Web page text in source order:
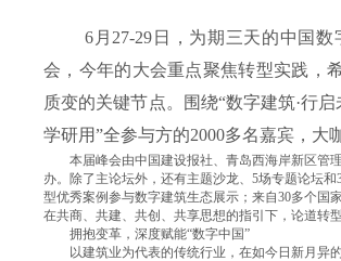
6月27-29日，为期三天的中国数
会，今年的大会重点聚焦转型实践，
质变的关键节点。围绕“数字建筑·行
学研用”全参与方的2000多名嘉宾，
本届峰会由中国建设报社、青岛西海岸新区管理
办。除了主论坛外，还有主题沙龙、5场专题论坛
型优秀案例参与数字建筑生态展示；来自30多个国
在共商、共建、共创、共享思想的指引下，论道转型
拥抱变革，深度赋能“数字中国”
以建筑业为代表的传统行业，在如今日新月异